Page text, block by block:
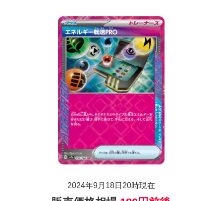
2024年9月18日20時現在